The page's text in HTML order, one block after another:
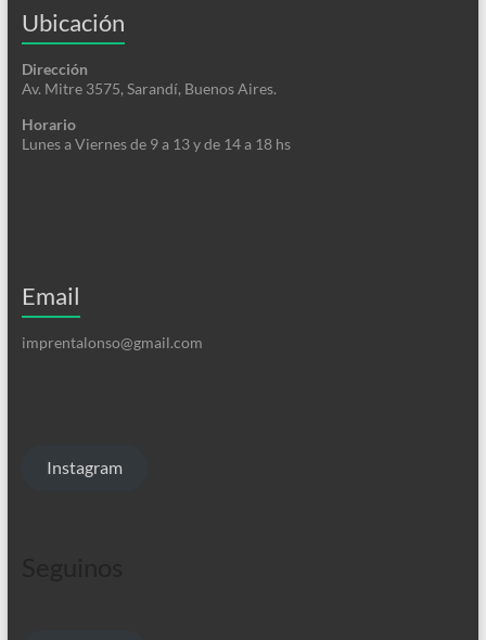
Ubicación
Dirección
Av. Mitre 3575, Sarandí, Buenos Aires.
Horario
Lunes a Viernes de 9 a 13 y de 14 a 18 hs
Email
imprentalonso@gmail.com
Instagram